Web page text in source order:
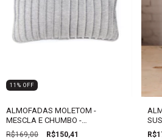
11 % OFF
ALMOFADAS MOLETOM -
MESCLA E CHUMBO -
TAMANHOS VARIADOS
R$169,00 R$150,41